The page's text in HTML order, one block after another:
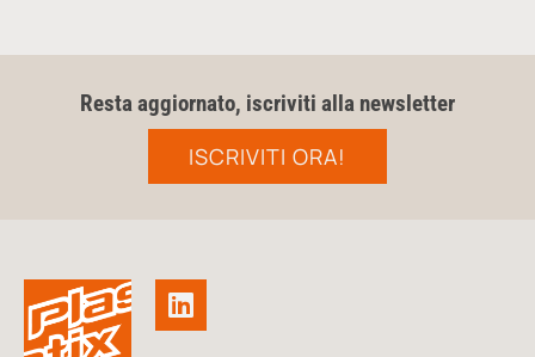
Resta aggiornato, iscriviti alla newsletter
ISCRIVITI ORA!